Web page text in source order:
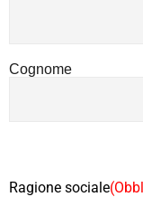
Cognome
Ragione sociale